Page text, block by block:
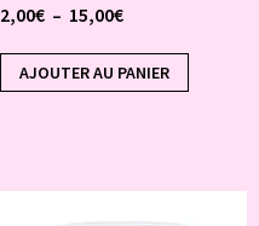
2,00€ – 15,00€
AJOUTER AU PANIER